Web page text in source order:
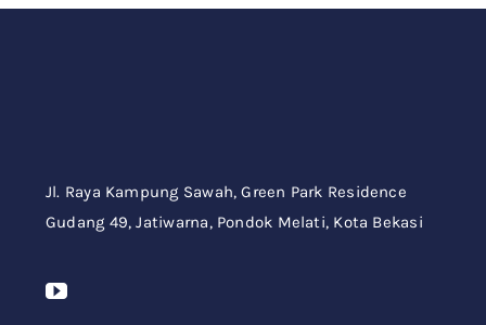
Jl. Raya Kampung Sawah,Green Park Residence
Gudang 49,Jatiwarna, Pondok Melati, Kota Bekasi